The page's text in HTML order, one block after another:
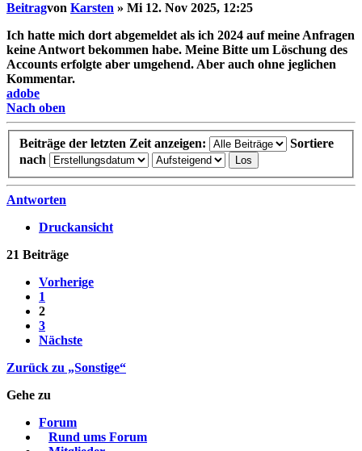
Beitragvon Karsten » Mi 12. Nov 2025, 12:25
Ich hatte mich dort abgemeldet als ich 2024 auf meine Anfragen
keine Antwort bekommen habe. Meine Bitte um Löschung des
Accounts erfolgte aber umgehend. Aber auch ohne jeglichen
Kommentar.
adobe
Nach oben
Beiträge der letzten Zeit anzeigen:
Sortiere
nach
Antworten
Druckansicht
21 Beiträge
Vorherige
1
2
3
Nächste
Zurück zu „Sonstige“
Gehe zu
Forum
Rund ums Forum